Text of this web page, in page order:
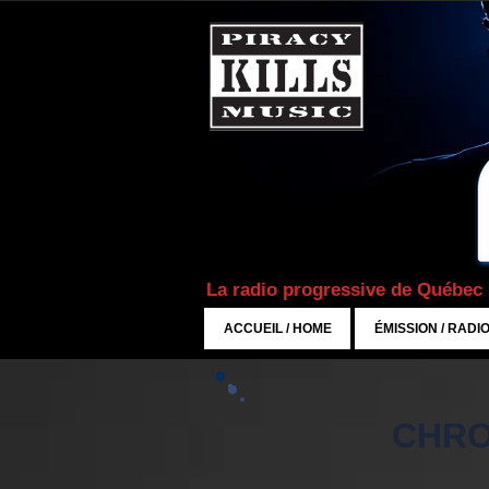
La radio progressive de Québec
ACCUEIL / HOME ÉMISSION /